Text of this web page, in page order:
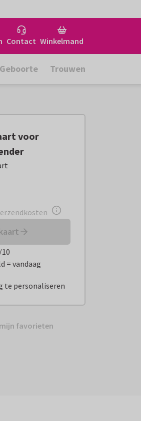
Contact Winkelmand
Geboorte Trouwen
voor
= vandaag
te personaliseren
favorieten